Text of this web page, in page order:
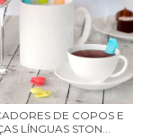
DE COPOS E
LÍNGUAS STON...